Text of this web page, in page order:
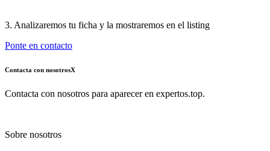
3. Analizaremos tu ficha y la mostraremos en el listing
Ponte en contacto
Contacta con nosotrosX
Contacta con nosotros para aparecer en expertos.top.
Sobre nosotros